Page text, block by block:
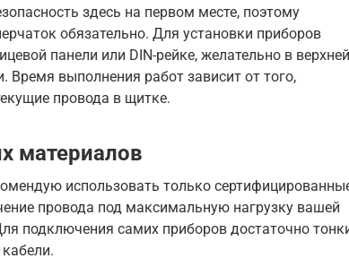
здесь на первом месте, поэтому
обязательно. Для установки приборов
панели или DIN-рейке, желательно в верхней
выполнения работ зависит от того,
провода в щитке.
материалов
использовать только
провода под максимальную нагрузку вашей
подключения самих приборов достаточно